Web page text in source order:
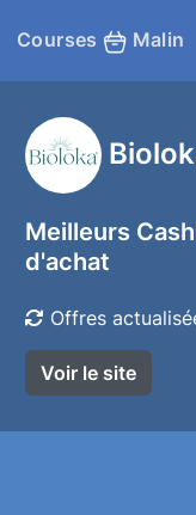
Courses Malin
Meilleurs
d'achat
Offres
Voir le site